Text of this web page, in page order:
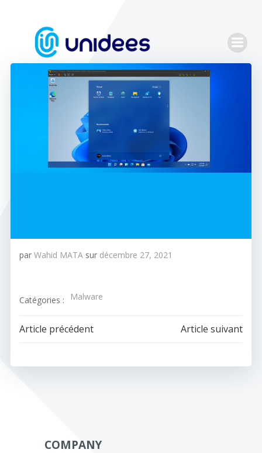
contenu
par Wahid MATA sur décembre 27, 2021
Catégories : Malware
Navigation
de
Article précédent
Navigation
de
Article suivant
COMPANY